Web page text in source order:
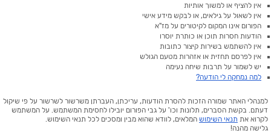
אין להציף או למשוך אותיות
אין לשאול על גילאים, או לבקש מידע אישי
הפורום אינו המקום לקיטורים על מז"א
הודעות חסרות תוכן או כותרת יוסרו
אין להשתמש בשירות קיצור כתובות
אין לפרסם תחזית או אזהרות מטעם הגולש
יש לשמור על תרבות שיחה נעימה
למה נמחקה לי הודעה?
למנהלי האתר שמורה הזכות להסרת הודעות, עריכתן, העברתן משרשור לשרשור על פי שיקול
דעתם. בקשת הסברים, תלונות וכו' על גבי הפורום יובילו לחסימת המשתמש. על המשתמש
לקרוא את תנאי השימוש המלאים, לוודא שהוא מבין ומסכים לכל תנאי השימוש.
גלישה מהנה!